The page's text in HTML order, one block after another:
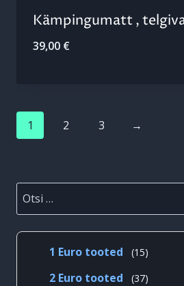
Kämpingumatt ,
39,00 €
1 2 3 →
Otsi:
1 Euro tooted 1515
2 Euro tooted 3737